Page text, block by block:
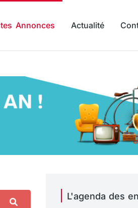
Annonces Actualité
L'agenda des